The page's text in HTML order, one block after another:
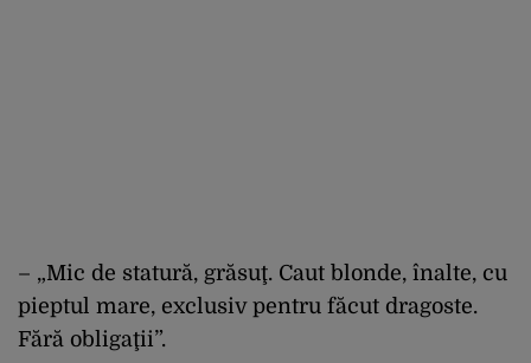
– „Mic de statură, grăsuţ. Caut blonde, înalte, cu
pieptul mare, exclusiv pentru făcut dragoste.
Fără obligaţii”.